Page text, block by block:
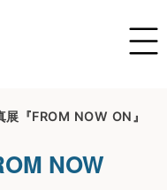
展『FROM NOW ON』
NOW